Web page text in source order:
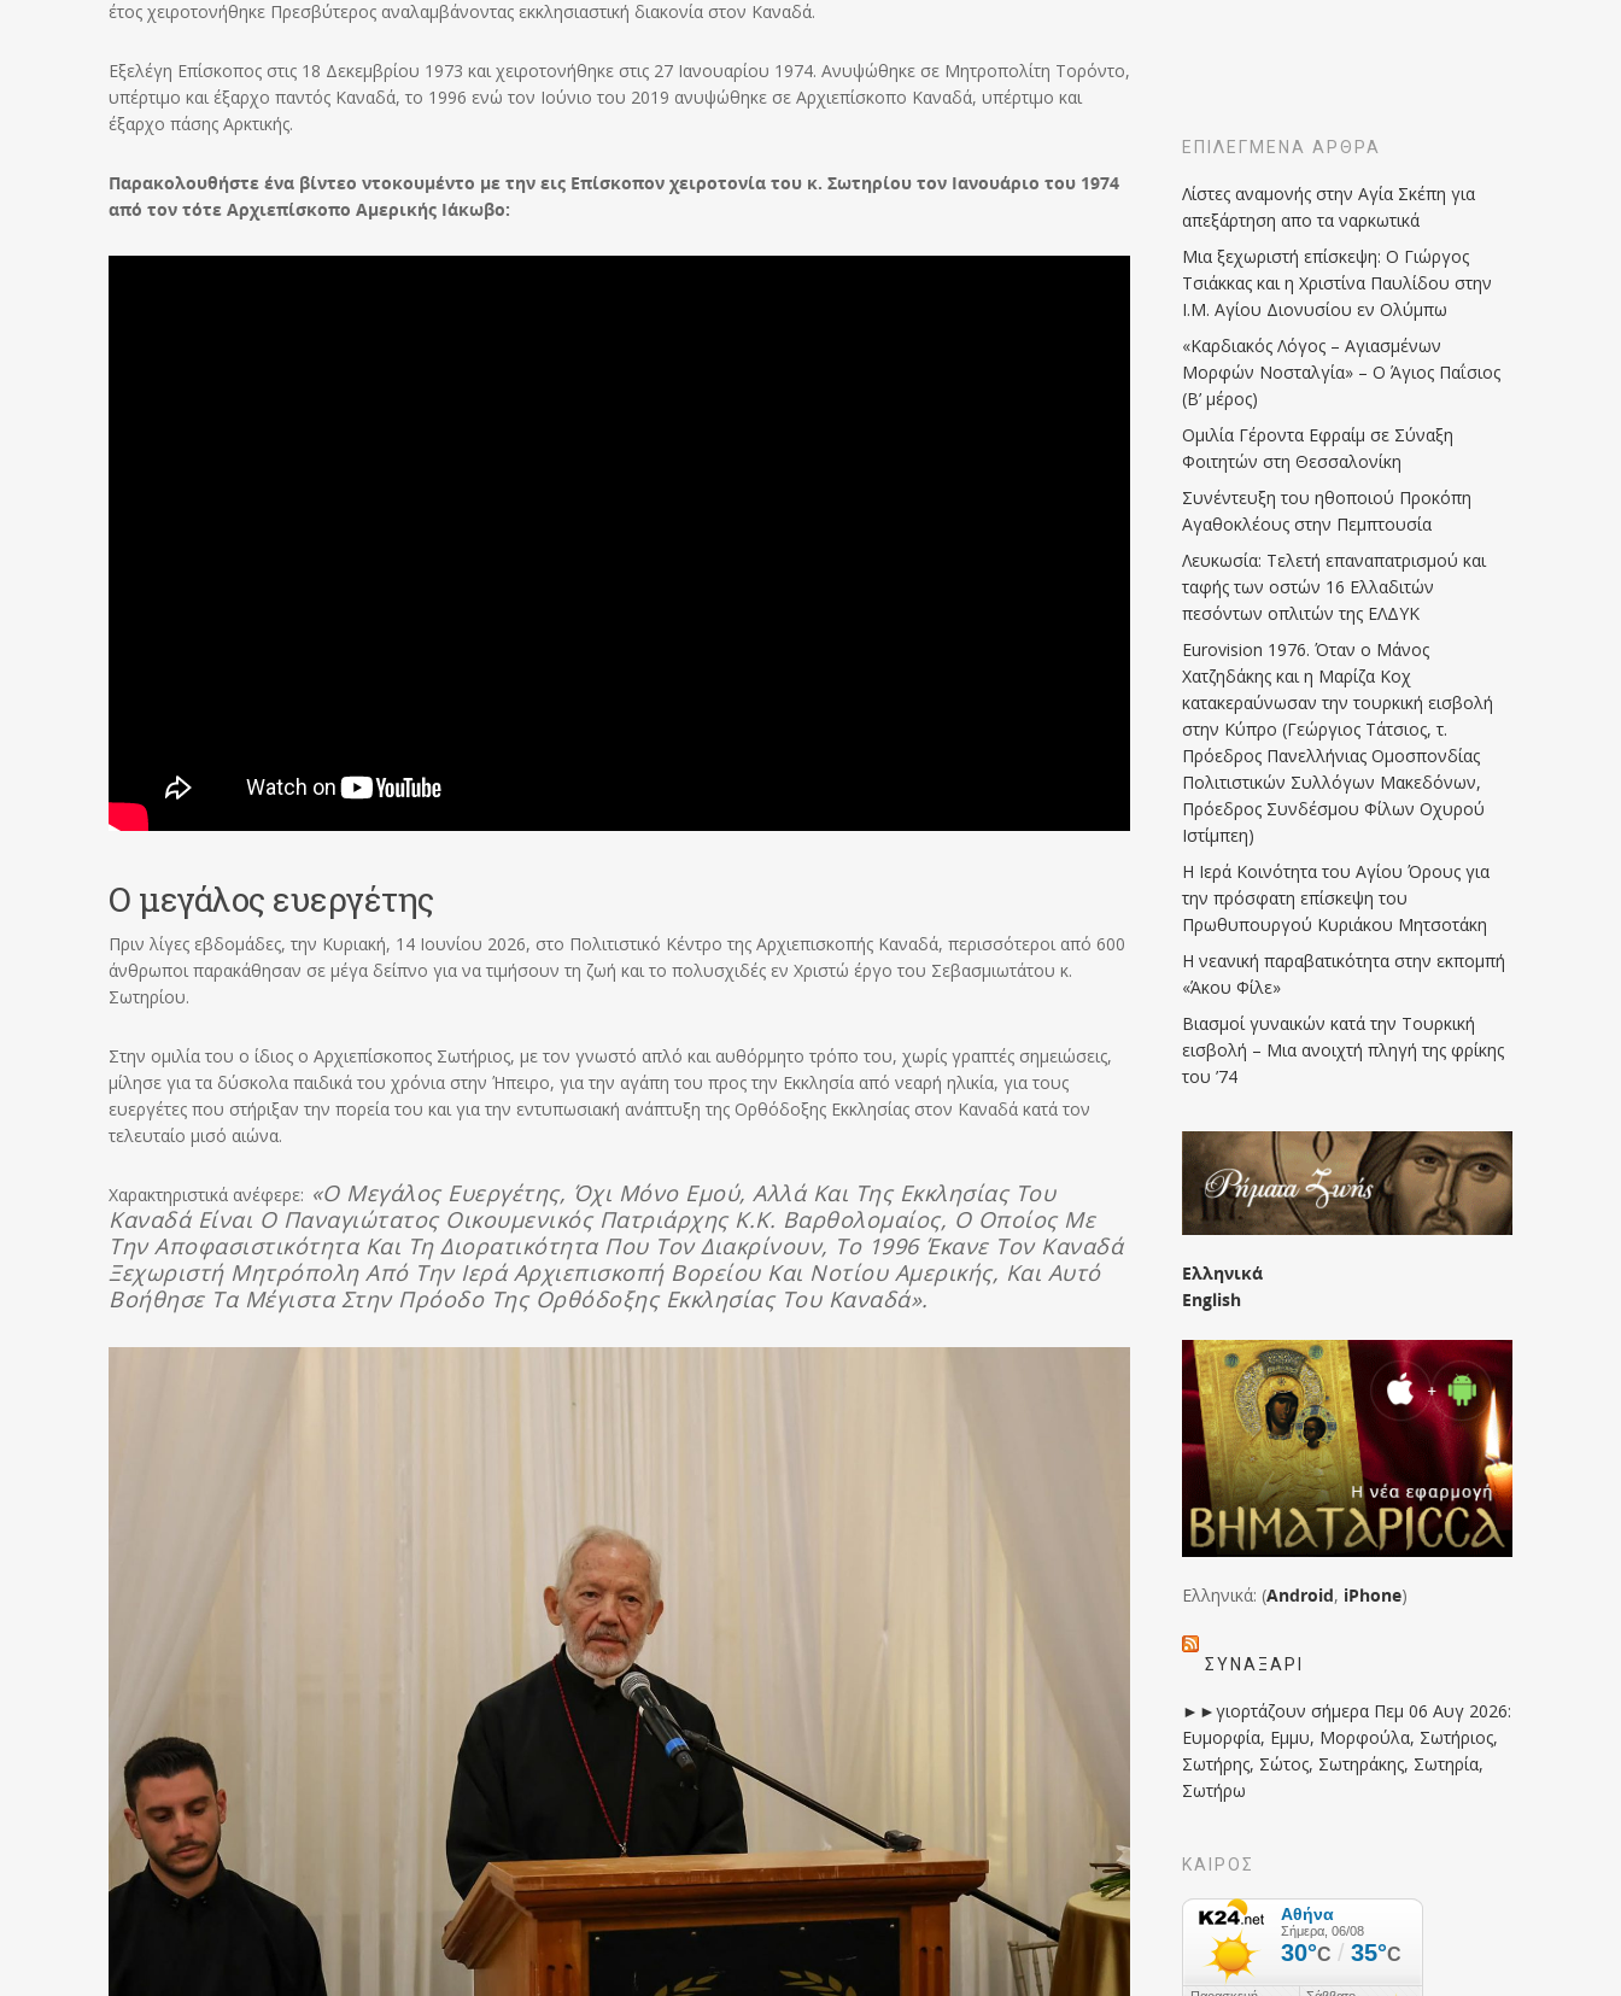
έτος χειροτονήθηκε Πρεσβύτερος αναλαμβάνοντας εκκλησιαστική διακονία στον Καναδά.
Εξελέγη Επίσκοπος στις 18 Δεκεμβρίου 1973 και χειροτονήθηκε στις 27 Ιανουαρίου 1974. Ανυψώθηκε σε Μητροπολίτη Τορόντο,
υπέρτιμο και έξαρχο παντός Καναδά, το 1996 ενώ τον Ιούνιο του 2019 ανυψώθηκε σε Αρχιεπίσκοπο Καναδά, υπέρτιμο και
έξαρχο πάσης Αρκτικής.
Παρακολουθήστε ένα βίντεο ντοκουμέντο με την εις Επίσκοπον χειροτονία του κ. Σωτηρίου τον Ιανουάριο του 1974
από τον τότε Αρχιεπίσκοπο Αμερικής Ιάκωβο:
Ο μεγάλος ευεργέτης
Πριν λίγες εβδομάδες, την Κυριακή, 14 Ιουνίου 2026, στο Πολιτιστικό Κέντρο της Αρχιεπισκοπής Καναδά, περισσότεροι από 600
άνθρωποι παρακάθησαν σε μέγα δείπνο για να τιμήσουν τη ζωή και το πολυσχιδές εν Χριστώ έργο του Σεβασμιωτάτου κ.
Σωτηρίου.
Στην ομιλία του ο ίδιος ο Αρχιεπίσκοπος Σωτήριος, με τον γνωστό απλό και αυθόρμητο τρόπο του, χωρίς γραπτές σημειώσεις,
μίλησε για τα δύσκολα παιδικά του χρόνια στην Ήπειρο, για την αγάπη του προς την Εκκλησία από νεαρή ηλικία, για τους
ευεργέτες που στήριξαν την πορεία του και για την εντυπωσιακή ανάπτυξη της Ορθόδοξης Εκκλησίας στον Καναδά κατά τον
τελευταίο μισό αιώνα.
Χαρακτηριστικά ανέφερε: «Ο Μεγάλος Ευεργέτης, Όχι Μόνο Εμού, Αλλά Και Της Εκκλησίας Του
Καναδά Είναι Ο Παναγιώτατος Οικουμενικός Πατριάρχης Κ.κ. Βαρθολομαίος, Ο Οποίος Με
Την Αποφασιστικότητα Και Τη Διορατικότητα Που Τον Διακρίνουν, Το 1996 Έκανε Τον Καναδά
Ξεχωριστή Μητρόπολη Από Την Ιερά Αρχιεπισκοπή Βορείου Και Νοτίου Αμερικής, Και Αυτό
Βοήθησε Τα Μέγιστα Στην Πρόοδο Της Ορθόδοξης Εκκλησίας Του Καναδά».
ΕΠΙΛΕΓΜΈΝΑ ΆΡΘΡΑ
Λίστες αναμονής στην Αγία Σκέπη για
απεξάρτηση απο τα ναρκωτικά
Μια ξεχωριστή επίσκεψη: Ο Γιώργος
Τσιάκκας και η Χριστίνα Παυλίδου στην
Ι.Μ. Αγίου Διονυσίου εν Ολύμπω
«Καρδιακός Λόγος – Αγιασμένων
Μορφών Νοσταλγία» – Ο Άγιος Παΐσιος
(Β’ μέρος)
Ομιλία Γέροντα Εφραίμ σε Σύναξη
Φοιτητών στη Θεσσαλονίκη
Συνέντευξη του ηθοποιού Προκόπη
Αγαθοκλέους στην Πεμπτουσία
Λευκωσία: Τελετή επαναπατρισμού και
ταφής των οστών 16 Ελλαδιτών
πεσόντων οπλιτών της ΕΛΔΥΚ
Eurovision 1976. Όταν ο Μάνος
Χατζηδάκης και η Μαρίζα Κοχ
κατακεραύνωσαν την τουρκική εισβολή
στην Κύπρο (Γεώργιος Τάτσιος, τ.
Πρόεδρος Πανελλήνιας Ομοσπονδίας
Πολιτιστικών Συλλόγων Μακεδόνων,
Πρόεδρος Συνδέσμου Φίλων Οχυρού
Ιστίμπεη)
Η Ιερά Κοινότητα του Αγίου Όρους για
την πρόσφατη επίσκεψη του
Πρωθυπουργού Κυριάκου Μητσοτάκη
Η νεανική παραβατικότητα στην εκπομπή
«Άκου Φίλε»
Βιασμοί γυναικών κατά την Τουρκική
εισβολή – Μια ανοιχτή πληγή της φρίκης
του ’74
Ελληνικά
English
Ελληνικά: (Android, iPhone)
ΣΥΝΑΞΆΡΙ
►►γιορτάζουν σήμερα Πεμ 06 Αυγ 2026:
Ευμορφία, Εμμυ, Μορφούλα, Σωτήριος,
Σωτήρης, Σώτος, Σωτηράκης, Σωτηρία,
Σωτήρω
ΚΑΙΡΟΣ